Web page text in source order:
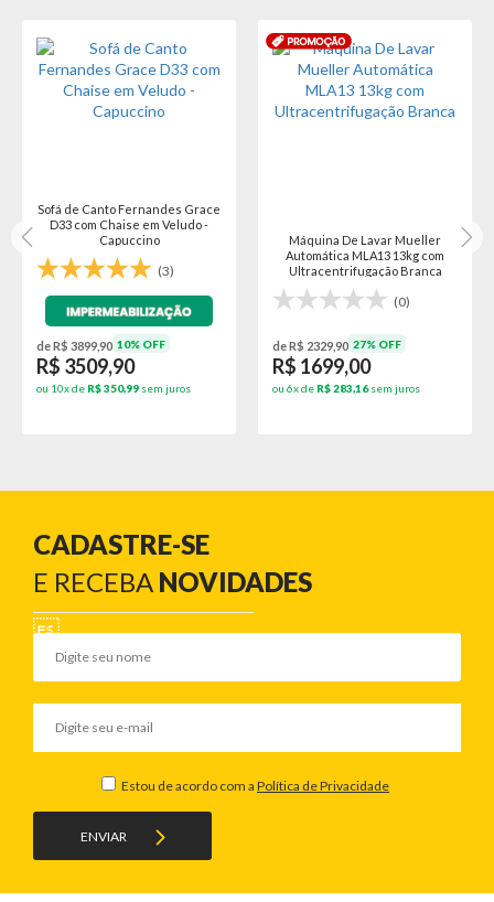
Sofá de Canto Fernandes Grace
D33 com Chaise em Veludo -
Capuccino
(3)
de R$ 3899,90 10% OFF
R$ 3509,90
ou 10x de R$ 350,99 sem juros
Máquina De Lavar Mueller
Automática MLA13 13kg com
Ultracentrifugação Branca
(0)
de R$ 2329,90 27% OFF
R$ 1699,00
ou 6x de R$ 283,16sem juros
CADASTRE-SE
E RECEBA NOVIDADES
ENVIAR
Estou de acordo com a Política de Privacidade